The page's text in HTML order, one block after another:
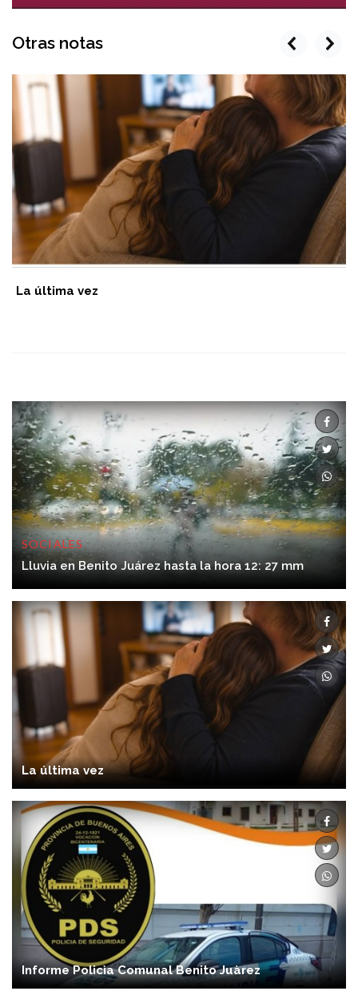
Otras notas
La última vez
prev next
SOCIALES 06/08/2026 12:28:00
Lluvia en Benito Juárez hasta la hora 12: 27 mm
La última vez
Informe Policìa Comunal Benito Juàrez